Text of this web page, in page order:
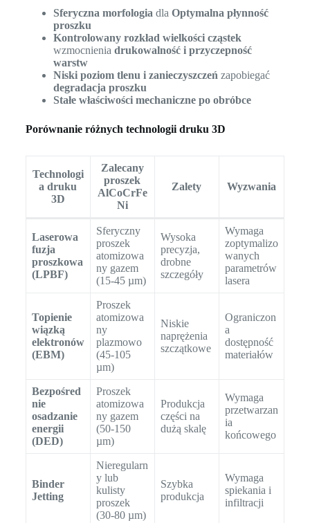
Sferyczna morfologia dla Optymalna płynność
proszku
Kontrolowany rozkład wielkości cząstek
wzmocnienia drukowalność i przyczepność
warstw
Niski poziom tlenu i zanieczyszczeń zapobiegać
degradacja proszku
Stałe właściwości mechaniczne po obróbce
Porównanie różnych technologii druku 3D
Technologi
a druku
3D
Zalecany
proszek
AlCoCrFe
Ni
Zalety Wyzwania
Laserowa
fuzja
proszkowa
(LPBF)
Sferyczny
proszek
atomizowa
ny gazem
(15-45 µm)
Wysoka
precyzja,
drobne
szczegóły
Wymaga
zoptymalizo
wanych
parametrów
lasera
Topienie
wiązką
elektronów
(EBM)
Proszek
atomizowa
ny
plazmowo
(45-105
µm)
Niskie
naprężenia
szczątkowe
Ograniczon
a
dostępność
materiałów
Bezpośred
nie
osadzanie
energii
(DED)
Proszek
atomizowa
ny gazem
(50-150
µm)
Produkcja
części na
dużą skalę
Wymaga
przetwarzan
ia
końcowego
Binder
Jetting
Nieregularn
y lub
kulisty
proszek
(30-80 µm)
Szybka
produkcja
Wymaga
spiekania i
infiltracji